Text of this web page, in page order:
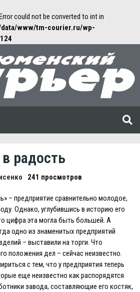
could not be converted to int in
www/tm-courier.ru/wp-
радость
241 просмотров
– предприятие сравнительно молодое,
Однако, углубившись в историю его
цифра эта могла быть большей. А
одно из знаменитых предприятий
– выставили на торги. Что
положения дел – сейчас неизвестно.
с тем, что у предприятия теперь
еще неизвестно как распорядятся
завода, составляющие его костяк,